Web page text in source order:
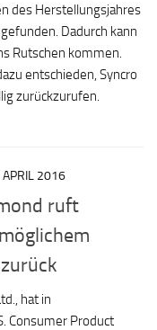
des Herstellungsjahres
Dadurch kann
Rutschen kommen.
entschieden, Syncro
zurückzurufen.
APRIL 2016
ruft
hat in
Consumer Product